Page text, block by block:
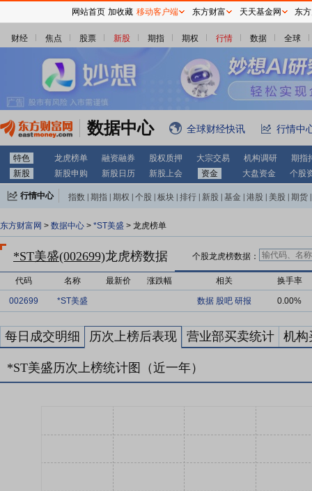
财经 焦点 股票 新股 期指 期权 行情 数据 全球
数据中心 全球财经快讯 行情中
特色 龙虎榜单 融资融券 股权质押 大宗交易 机构调研
期指
新股
新股申购 新股日历 新股上会 资金 大盘资金 个股
行情中心 指数 期指 期权 个股 板块 排行 新股 基金 港股 美股 期货
东方财富网 > 数据中心 > *ST美盛 > 龙虎榜单
*ST美盛(002699)龙虎榜数据 个股龙虎榜数据：
代码 名称 最新价 涨跌幅 相关 换手率
002699 *ST美盛 数据 股吧 研报 0.00%
每日成交明细 历次上榜后表现 营业部买卖统计 机构
*ST美盛历次上榜统计图（近一年）
网站首页 加收藏 移动客户端 东方财富 天天基金网 东